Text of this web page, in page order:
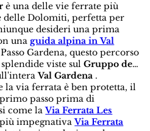
è una delle vie ferrate più
delle Dolomiti, perfetta per
desideri una prima
una guida alpina in Val
Gardena, questo percorso
viste sulGruppo del
Val Gardena .
la via ferrata è ben protetta, il
passo prima di
come laVia Ferrata Les
impegnativaVia Ferrata